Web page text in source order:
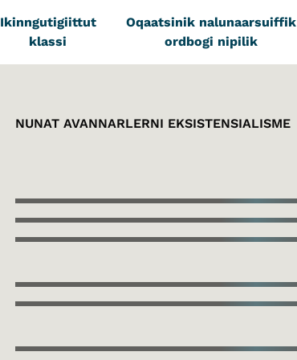
Ikinngutigiittut
klassi
Oqaatsinik nalunaarsuiffik
ordbogi nipilik
NUNAT AVANNARLERNI EKSISTENSIALISME